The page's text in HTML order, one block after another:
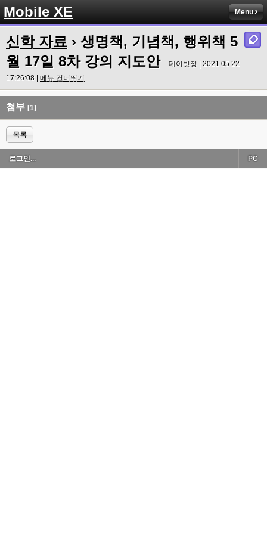
Mobile XE Menu
신학 자료 › 생명책, 기념책, 행위책 5
월 17일 8차 강의 지도안
데이빗정 | 2021.05.22
17:26:08 | 메뉴 건너뛰기
첨부 [1]
목록
로그인... PC